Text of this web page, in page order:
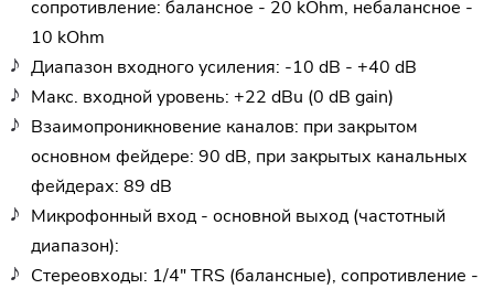
сопротивление: балансное - 20 kOhm, небалансное -
10 kOhm
Диапазон входного усиления: -10 dB - +40 dB
Макс. входной уровень: +22 dBu (0 dB gain)
Взаимопроникновение каналов: при закрытом
основном фейдере: 90 dB, при закрытых канальных
фейдерах: 89 dB
Микрофонный вход - основной выход (частотный
диапазон):
Стереовходы: 1/4" TRS (балансные), сопротивление -